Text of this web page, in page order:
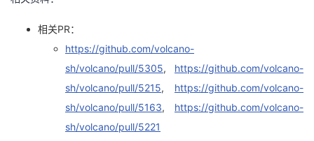
相关PR：
https://github.com/volcano-
sh/volcano/pull/5305, https://github.com/volcano-
sh/volcano/pull/5215, https://github.com/volcano-
sh/volcano/pull/5163, https://github.com/volcano-
sh/volcano/pull/5221